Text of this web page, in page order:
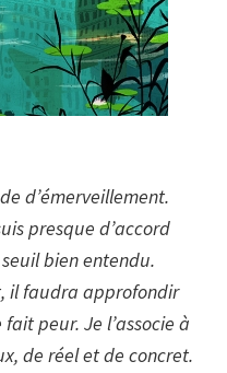
d’émerveillement.
presque d’accord
bien entendu.
il faudra approfondir
peur. Je l’associe à
de réel et de concret.